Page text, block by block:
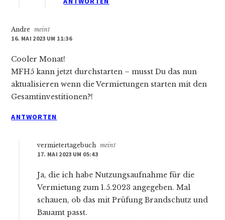
Andre
meint
16. MAI 2023 UM 11:36
Cooler Monat!
MFH5 kann jetzt durchstarten – musst Du das nun
aktualisieren wenn die Vermietungen starten mit den
Gesamtinvestitionen?!
ANTWORTEN
vermietertagebuch meint
17. MAI 2023 UM 05:43
Ja, die ich habe Nutzungsaufnahme für die
Vermietung zum 1.5.2023 angegeben. Mal
schauen, ob das mit Prüfung Brandschutz und
Bauamt passt.